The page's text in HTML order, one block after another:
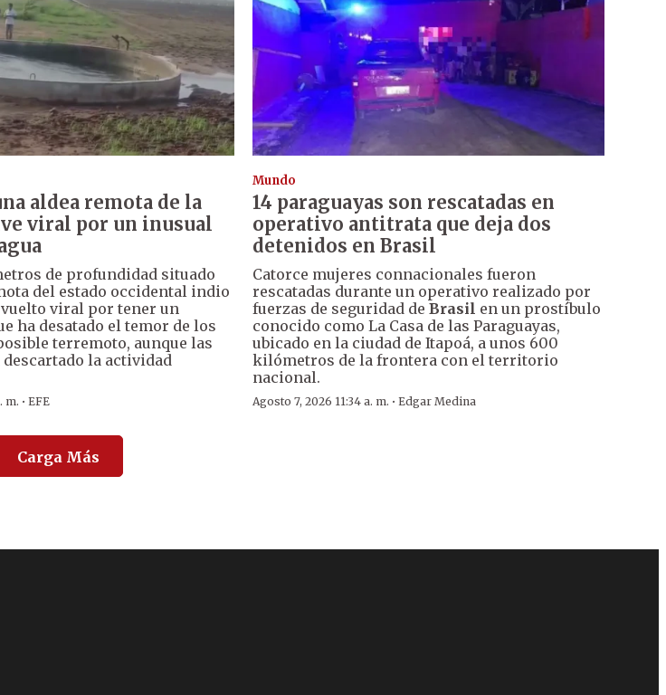
aldea remota de la
viral por un inusual
de profundidad situado
del estado occidental indio
vuelto viral por tener un
ha desatado el temor de los
terremoto, aunque las
la actividad
m. ·EFE
Mundo
14 paraguayas son rescatadas en
operativo antitrata que deja dos
detenidos en Brasil
Catorce mujeres connacionales fueron
rescatadas durante un operativo realizado por
fuerzas de seguridad de Brasil en un prostíbulo
conocido como La Casa de las Paraguayas,
ubicado en la ciudad de Itapoá, a unos 600
kilómetros de la frontera con el territorio
nacional.
Agosto 7, 2026 11:34 a. m. · Edgar Medina
Carga Más